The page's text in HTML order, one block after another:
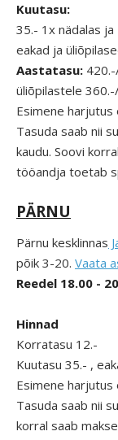
Kuutasu:
35.- 1x nädalas
eakad ja
Aastatasu:
üliõpilastele
Esimene harjutus
Tasuda saab nii
kaudu. Soovi
tööandja toetab
PÄRNU
Pärnu kesklinnas
põik 3-20. Vaata
Reedel 18.00 -
Hinnad
Korratasu 12.-
Kuutasu 35.- ,
Esimene harjutus
Tasuda saab nii
korral saab